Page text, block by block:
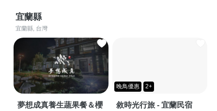
宜蘭縣
宜蘭縣, 台灣
夢想成真養生蔬果餐＆櫻
晚鳥優惠 2+
敘時光行旅 - 宜蘭民宿